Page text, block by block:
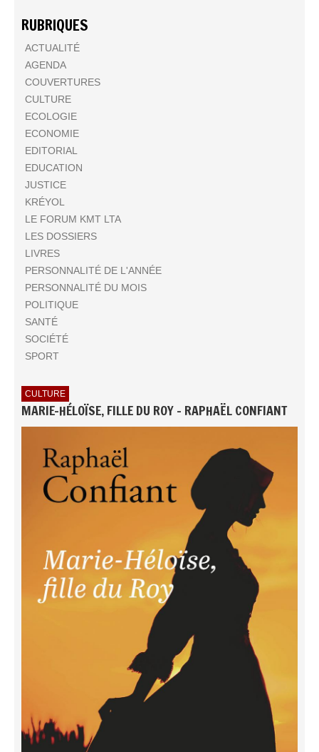
RUBRIQUES
ACTUALITÉ
AGENDA
COUVERTURES
CULTURE
ECOLOGIE
ECONOMIE
EDITORIAL
EDUCATION
JUSTICE
KRÉYOL
LE FORUM KMT LTA
LES DOSSIERS
LIVRES
PERSONNALITÉ DE L'ANNÉE
PERSONNALITÉ DU MOIS
POLITIQUE
SANTÉ
SOCIÉTÉ
SPORT
CULTURE
MARIE-HÉLOÏSE, FILLE DU ROY - RAPHAËL CONFIANT